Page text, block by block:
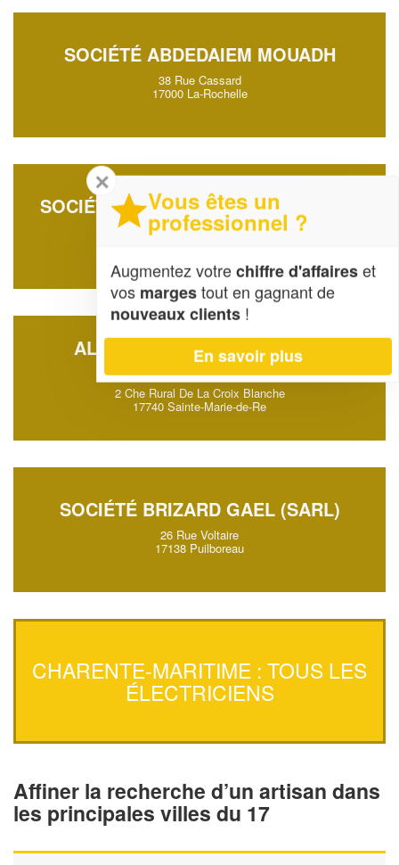
SOCIÉTÉ ABDEDAIEM MOUADH
38 Rue Cassard
17000 La-Rochelle
SOCIÉTÉ AVRILLAUD LUDOVIC (SAS)
11 Impasse Des Combes
ALARME SECURITE SOCIETE
NOUVELLE (SAS)
2 Che Rural De La Croix Blanche
17740 Sainte-Marie-de-Re
SOCIÉTÉ BRIZARD GAEL (SARL)
26 Rue Voltaire
17138 Puilboreau
CHARENTE-MARITIME : TOUS LES
ÉLECTRICIENS
Affiner la recherche d’un artisan dans
les principales villes du 17
✕
Vous êtes un
professionnel ?
Augmentez votrechiffre d'affaireset
vos margestout en gagnant de
nouveaux clients !
En savoir plus